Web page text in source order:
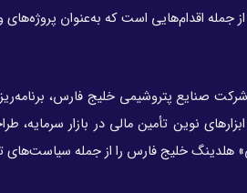
جمله اقدام‌هایی است که به‌عنوان
صنایع پتروشیمی خلیج فارس،
ابزارهای نوین تأمین مالی در بازار
خلیج فارس را از جمله سیاست‌های تأمین مالی ۱۵ میلیارددلار پروژه تعریف‌شده در